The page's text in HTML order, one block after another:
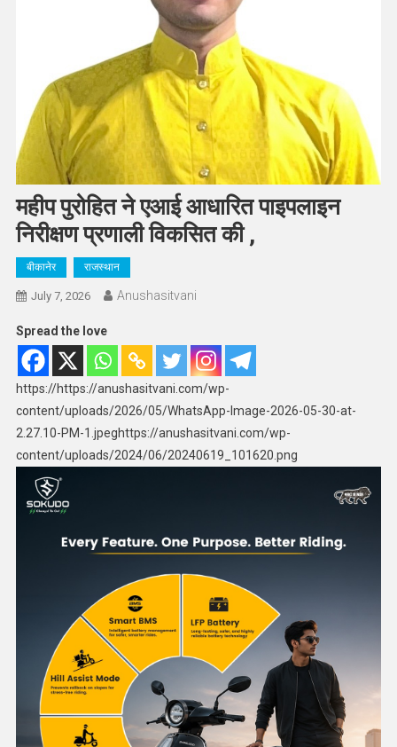
महीप पुरोहित ने एआई आधारित पाइपलाइन
निरीक्षण प्रणाली विकसित की ,
बीकानेर राजस्थान
July 7, 2026 Anushasitvani
Spread the love
https://https://anushasitvani.com/wp-
content/uploads/2026/05/WhatsApp-Image-2026-05-30-at-
2.27.10-PM-1.jpeghttps://anushasitvani.com/wp-
content/uploads/2024/06/20240619_101620.png